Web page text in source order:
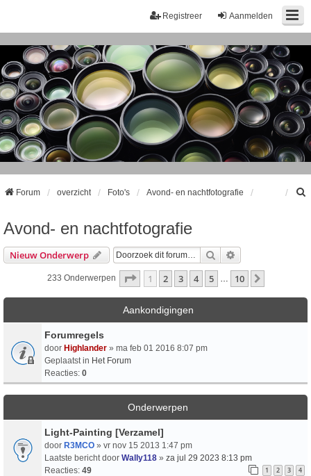
Aanmelden
Registreer
Forum overzicht Foto's Avond- en nachtfotografie
Avond- en nachtfotografie
Nieuw Onderwerp Zoek
233 Onderwerpen Pagina Van10
1 2 3 4 5 10
Aankondigingen
Forumregels
door Highlander » ma feb 01 2016 8:07 pm
Geplaatst in Het Forum
Reacties: 0
Onderwerpen
Light-Painting [Verzamel]
door R3MCO » vr nov 15 2013 1:47 pm
Laatste bericht door Wally118 » za jul 29 2023 8:13 pm
Reacties: 49 1 2 3 4